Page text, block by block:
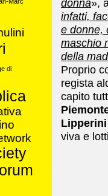
di
donna»,
infatti,
e donne,
maschio
della
Proprio
regista
capito
viva e